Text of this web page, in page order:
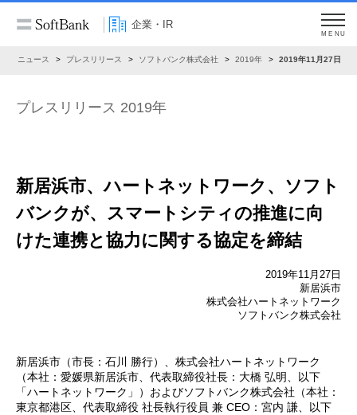
企業・IR
MENU
ニュース プレスリリース ソフトバンク株式会社 2019年 2019年11月27日
プレスリリース 2019年
新居浜市、ハートネットワーク、ソフト
バンクが、 スマートシティの推進に向
けた連携と協力に関する協定を締結
2019年11月27日
新居浜市
株式会社ハートネットワーク
ソフトバンク株式会社
新居浜市（市長：石川 勝行）、株式会社ハートネットワーク
（本社：愛媛県新居浜市、代表取締役社長：大橋 弘明、以下
「ハートネットワーク」）およびソフトバンク株式会社（本社：
東京都港区、代表取締役 社長執行役員 兼 CEO：宮内 謙、以下